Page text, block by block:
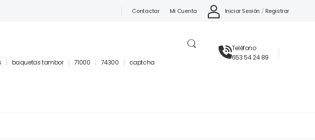
Contactar Mi Cuenta Iniciar Sesión / Registrar
baquetas tambor 71000 74300 captcha
Teléfono
653 54 24 89